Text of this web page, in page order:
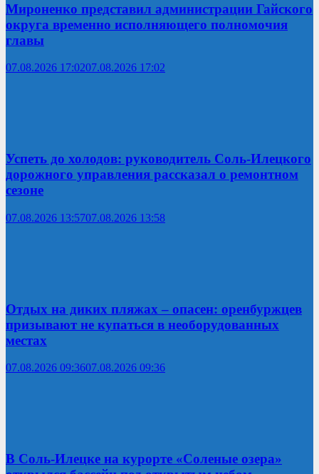
Мироненко представил администрации Гайского
округа временно исполняющего полномочия
главы
07.08.2026 17:0207.08.2026 17:02
Успеть до холодов: руководитель Соль-Илецкого
дорожного управления рассказал о ремонтном
сезоне
07.08.2026 13:5707.08.2026 13:58
Отдых на диких пляжах – опасен: оренбуржцев
призывают не купаться в необорудованных
местах
07.08.2026 09:3607.08.2026 09:36
В Соль-Илецке на курорте «Соленые озера»